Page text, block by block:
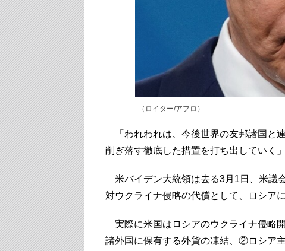
（ロイター/アフロ）
「われわれは、今後世界の友邦諸国と
削ぎ落す徹底した措置を打ち出していく」
米バイデン大統領は去る3月1日、米議
対ウクライナ侵略の代償として、ロシア
実際に米国はロシアのウクライナ侵略
諸外国に保有する外貨の凍結、②ロシア